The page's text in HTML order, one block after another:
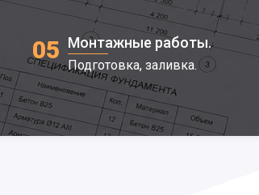
05 Монтажные работы.
Подготовка, заливка.